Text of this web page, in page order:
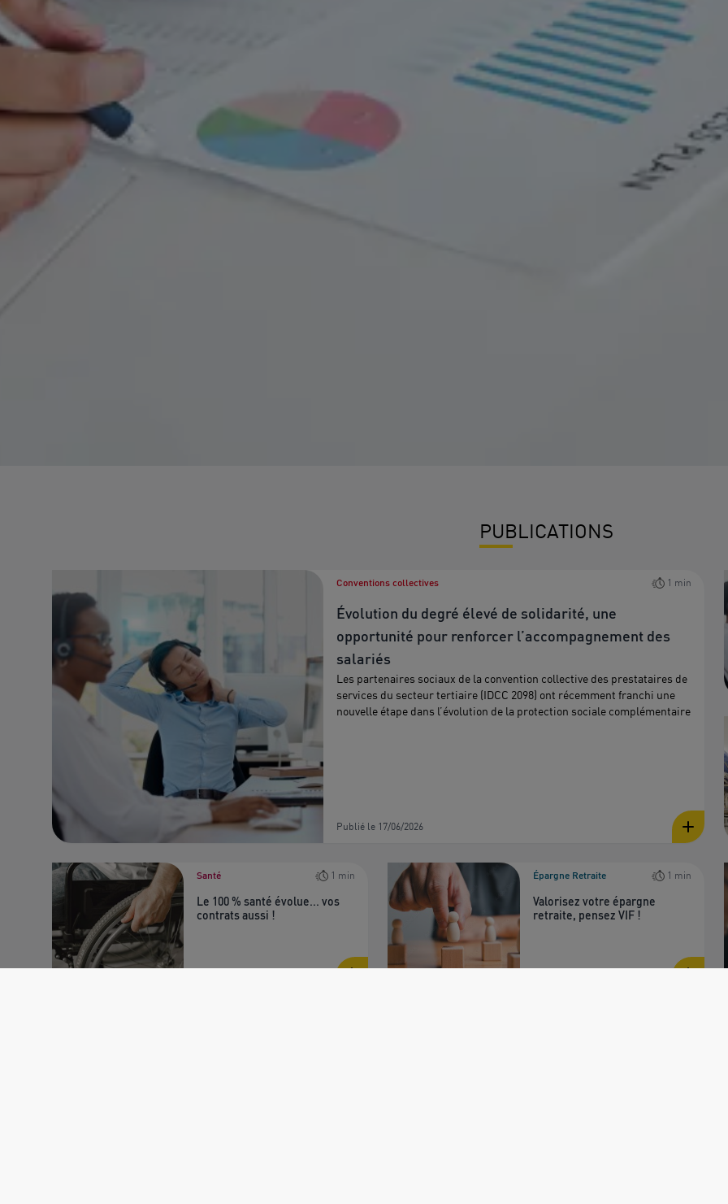
PUBLICATIONS
Conventions collectives 1 min
Évolution du degré élevé de solidarité, une
opportunité pour renforcer l’accompagnement des
salariés
Les partenaires sociaux de la convention collective des prestataires de
services du secteur tertiaire (IDCC 2098) ont récemment franchi une
nouvelle étape dans l’évolution de la protection sociale complémentaire
Publié le 17/06/2026
Santé 1 min
Le 100 % santé évolue... vos
contrats aussi !
Épargne Retraite 1 min
Valorisez votre épargne
retraite, pensez VIF !